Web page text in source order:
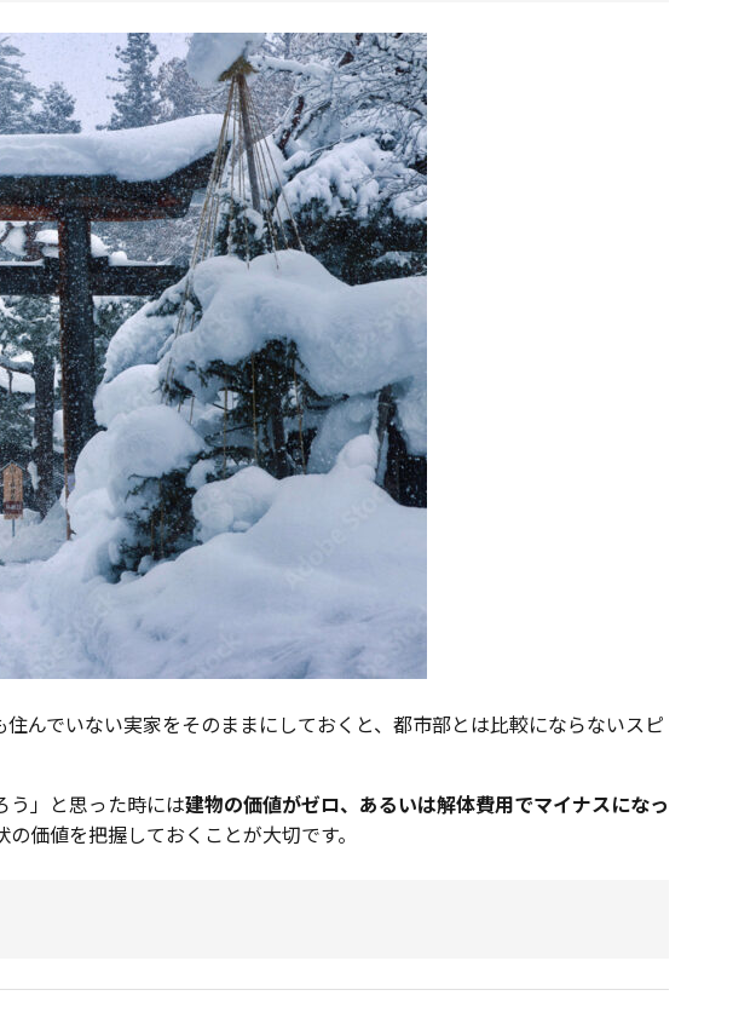
んでいない実家をそのままにしておくと、都市部とは比較にならないスピ
う」と思った時には建物の価値がゼロ、あるいは解体費用でマイナスになっ
価値を把握しておくことが大切です。